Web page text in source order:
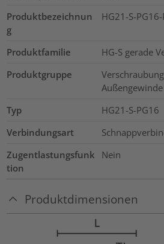
Produktbezeichnun
g
HG21-S-
Produktfamilie
HG-S gerade
Produktgruppe
Außengewinde
Typ
HG21-S-PG16
Verbindungsart
Zugentlastungsfunk
tion
Nein
Produktdimensionen